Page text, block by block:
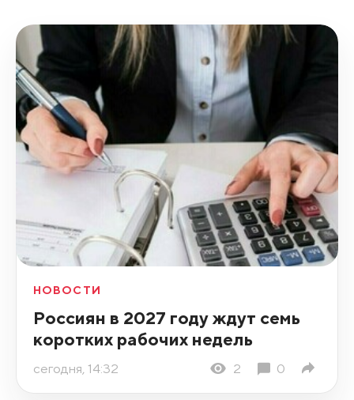
НОВОСТИ
Россиян в 2027 году ждут семь
коротких рабочих недель
сегодня, 14:32 2 0